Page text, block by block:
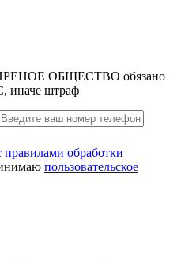
ОБЩЕСТВО обязано
иначе штраф
правилами обработки
пользовательское